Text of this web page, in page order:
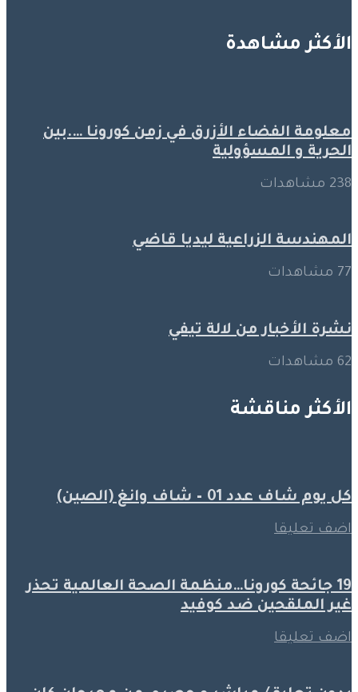
الأكثر مشاهدة
معلومة الفضاء الأزرق في زمن كورونا ….بين
الحرية و المسؤولية
238 مشاهدات
المهندسة الزراعية ليديا قاضي
77 مشاهدات
نشرة الأخبار من لالة تيفي
62 مشاهدات
الأكثر مناقشة
كل يوم شاف عدد 01 – شاف وانغ (الصين)
اضف تعليقا
19 جائحة كورونا…منظمة الصحة العالمية تحذر
غير الملقحين ضد كوفيد
اضف تعليقا